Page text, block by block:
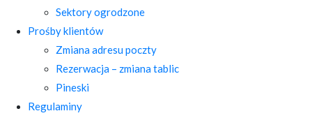
Sektory ogrodzone
Prośby klientów
Zmiana adresu poczty
Rezerwacja – zmiana tablic
Pineski
Regulaminy